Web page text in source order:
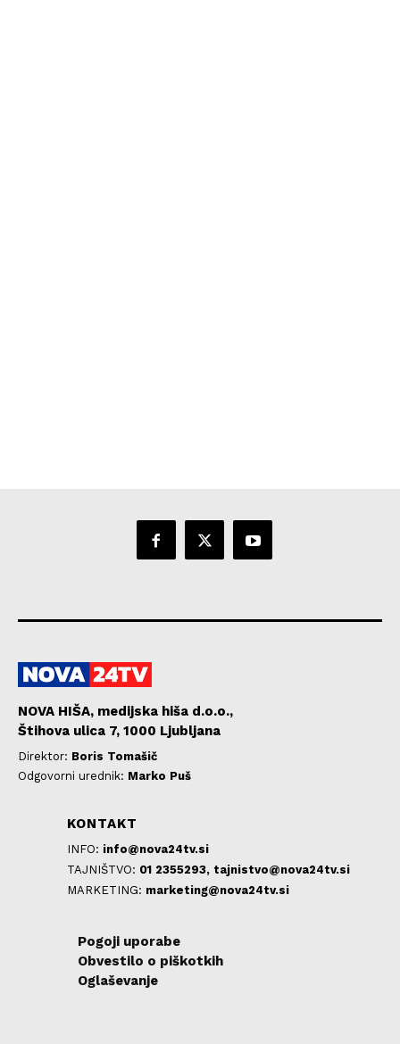
NOVA HIŠA, medijska hiša d.o.o.,
Štihova ulica 7, 1000 Ljubljana
Direktor: Boris Tomašič
Odgovorni urednik: Marko Puš
KONTAKT
INFO: info@nova24tv.si
TAJNIŠTVO: 01 2355293, tajnistvo@nova24tv.si
MARKETING: marketing@nova24tv.si
Pogoji uporabe
Obvestilo o piškotkih
Oglaševanje